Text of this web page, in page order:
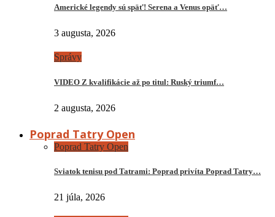
Americké legendy sú späť! Serena a Venus opäť…
3 augusta, 2026
Správy
VIDEO Z kvalifikácie až po titul: Ruský triumf…
2 augusta, 2026
Poprad Tatry Open
Poprad Tatry Open
Sviatok tenisu pod Tatrami: Poprad privíta Poprad Tatry…
21 júla, 2026